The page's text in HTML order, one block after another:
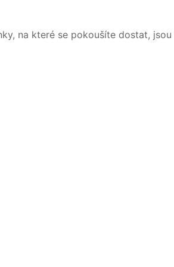
na které se pokoušíte dostat,